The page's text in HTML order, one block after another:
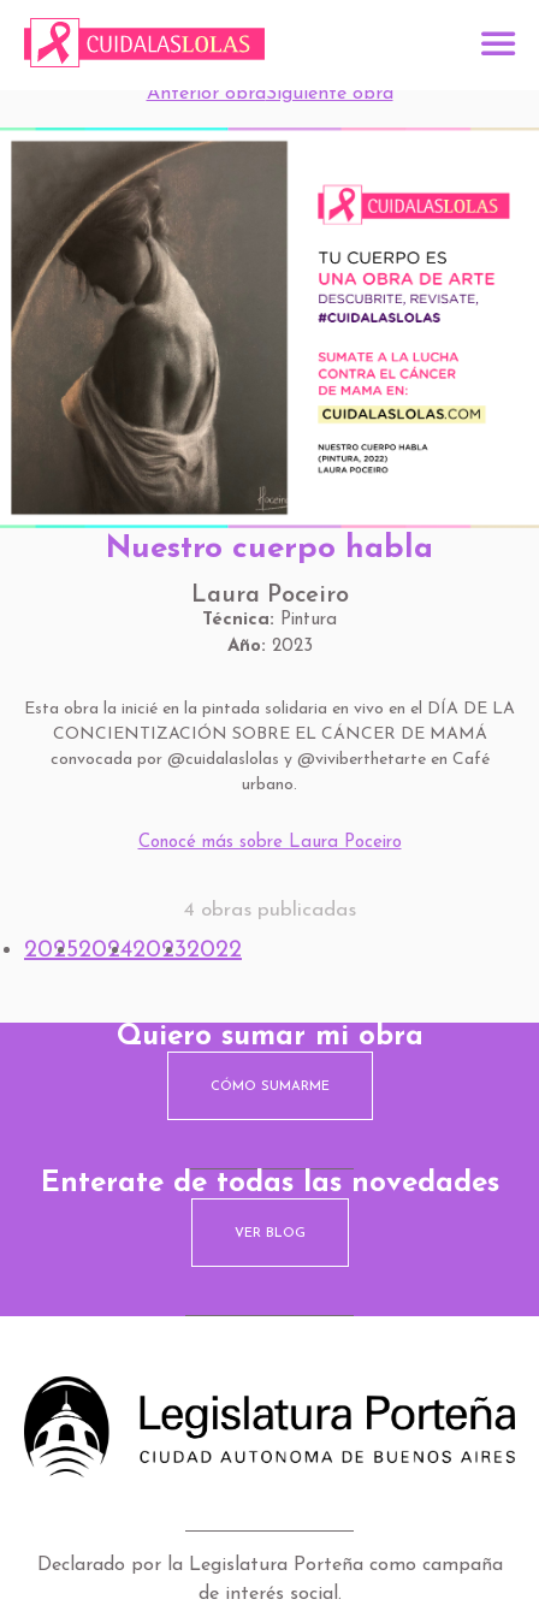
Anterior obraSiguiente obra
Nuestro cuerpo habla
Laura Poceiro
Técnica: Pintura
Año: 2023
Esta obra la inicié en la pintada solidaria en vivo en el DÍA DE LA
CONCIENTIZACIÓN SOBRE EL CÁNCER DE MAMÁ
convocada por @cuidalaslolas y @viviberthetarte en Café
urbano.
Conocé más sobre Laura Poceiro
4 obras publicadas
2025202420232022
Quiero sumar mi obra
CÓMO SUMARME
Enterate de todas las novedades
VER BLOG
Declarado por la Legislatura Porteña como campaña
de interés social.